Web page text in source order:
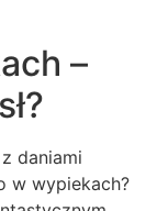
–
daniami
w wypiekach?